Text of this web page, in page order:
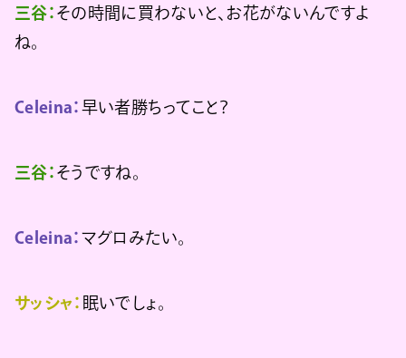
三谷： その時間に買わないと、お花がないんですよ
ね。
Celeina： 早い者勝ちってこと？
三谷： そうですね。
Celeina： マグロみたい。
サッシャ： 眠いでしょ。